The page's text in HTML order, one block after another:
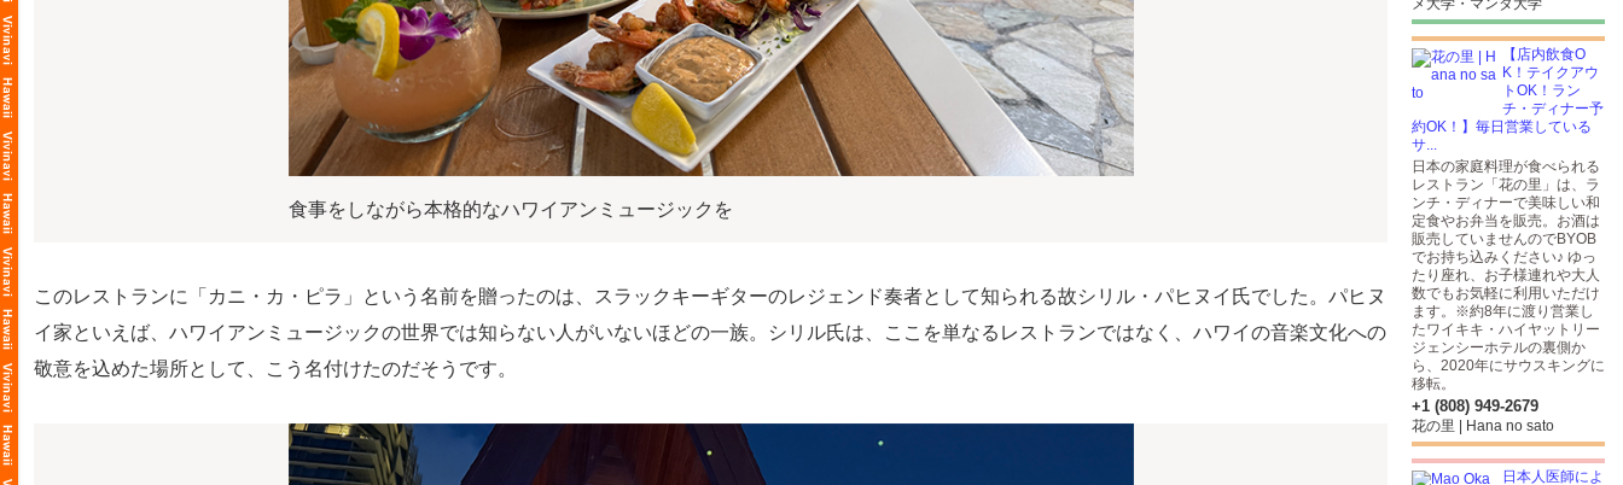
食事をしながら本格的なハワイアンミュージックを
このレストランに「カニ・カ・ピラ」という名前を贈ったのは、スラックキーギターのレジェンド奏者として知られる故シリル・パヒヌイ氏でした。パヒヌ
イ家といえば、ハワイアンミュージックの世界では知らない人がいないほどの一族。シリル氏は、ここを単なるレストランではなく、ハワイの音楽文化への
敬意を込めた場所として、こう名付けたのだそうです。
メ大学・マンタ大学
【店内飲食O
K！テイクアウ
トOK！ラン
チ・ディナー予
約OK！】毎日営業している
サ...
日本の家庭料理が食べられる
レストラン「花の里」は、ラ
ンチ・ディナーで美味しい和
定食やお弁当を販売。お酒は
販売していませんのでBYOB
でお持ち込みください♪ ゆっ
たり座れ、お子様連れや大人
数でもお気軽に利用いただけ
ます。※約8年に渡り営業し
たワイキキ・ハイヤットリー
ジェンシーホテルの裏側か
ら、2020年にサウスキングに
移転。
+1 (808) 949-2679
花の里 | Hana no sato
日本人医師によ